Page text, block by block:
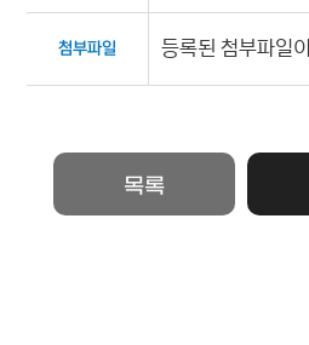
첨부파일 등록된 첨부파일
목록